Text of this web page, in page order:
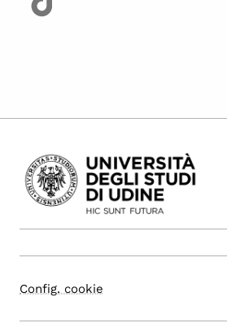
Config. cookie